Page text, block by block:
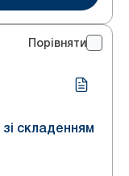
Порівняти
складенням